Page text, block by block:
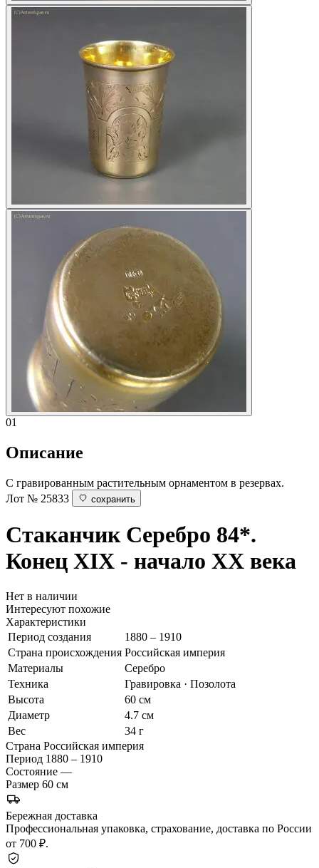
01
Описание
С гравированным растительным орнаментом в резервах.
Лот № 25833
сохранить
Стаканчик Серебро 84*.
Конец XIX - начало ХХ века
Нет в наличии
Интересуют похожие
Характеристики
Период создания
1880 – 1910
Страна происхождения Российская империя
Материалы
Серебро
Техника
Гравировка · Позолота
Высота
60 см
Диаметр
4.7 см
Вес
34 г
Страна Российская империя
Период 1880 – 1910
Состояние —
Размер 60 см
Бережная доставка
Профессиональная упаковка, страхование, доставка по России
от 700 ₽.